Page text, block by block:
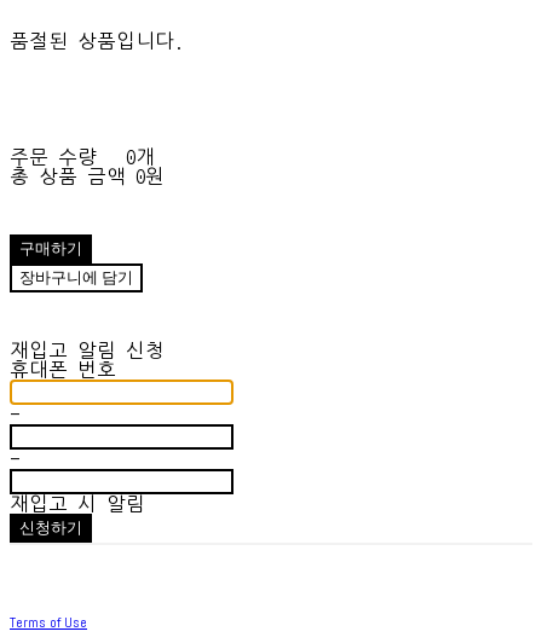
품절된 상품입니다.
주문 수량
0개
총 상품 금액
0원
구매하기
장바구니에 담기
재입고 알림 신청
휴대폰 번호
-
-
재입고 시 알림
신청하기
Terms of Use